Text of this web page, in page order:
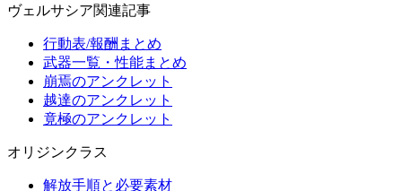
ヴェルサシア関連記事
行動表/報酬まとめ
武器一覧・性能まとめ
崩焉のアンクレット
越達のアンクレット
竟極のアンクレット
オリジンクラス
解放手順と必要素材